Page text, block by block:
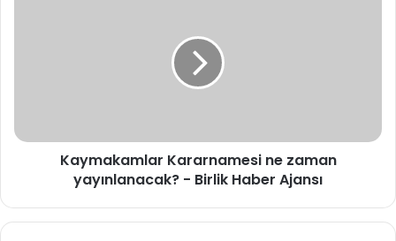
Ajansı
Kaymakamlar Kararnamesi ne zaman
yayınlanacak? - Birlik Haber Ajansı